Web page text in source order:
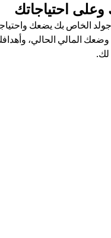
وعلى احتياجاتك
الخاص بك يضعك
المالي الحالي،
لك.